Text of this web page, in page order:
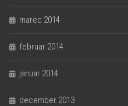
marec 2014
februar 2014
januar 2014
december 2013